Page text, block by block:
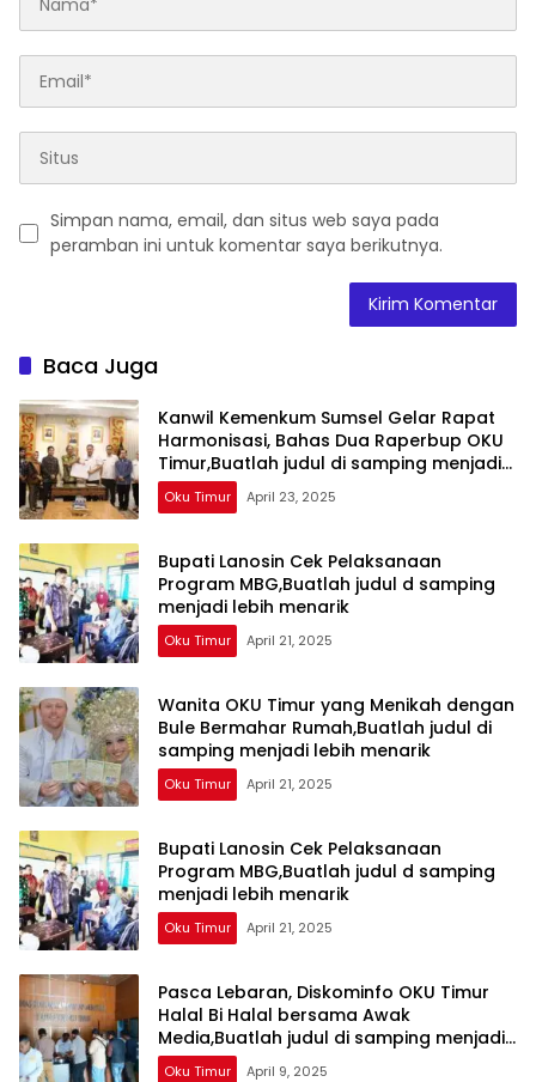
Simpan nama, email, dan situs web saya pada
peramban ini untuk komentar saya berikutnya.
Baca Juga
Kanwil Kemenkum Sumsel Gelar Rapat
Harmonisasi, Bahas Dua Raperbup OKU
Timur,Buatlah judul di samping menjadi
lebih menarik
Oku Timur April 23, 2025
Bupati Lanosin Cek Pelaksanaan
Program MBG,Buatlah judul d samping
menjadi lebih menarik
Oku Timur April 21, 2025
Wanita OKU Timur yang Menikah dengan
Bule Bermahar Rumah,Buatlah judul di
samping menjadi lebih menarik
Oku Timur April 21, 2025
Bupati Lanosin Cek Pelaksanaan
Program MBG,Buatlah judul d samping
menjadi lebih menarik
Oku Timur April 21, 2025
Pasca Lebaran, Diskominfo OKU Timur
Halal Bi Halal bersama Awak
Media,Buatlah judul di samping menjadi
lebih menarik
Oku Timur April 9, 2025